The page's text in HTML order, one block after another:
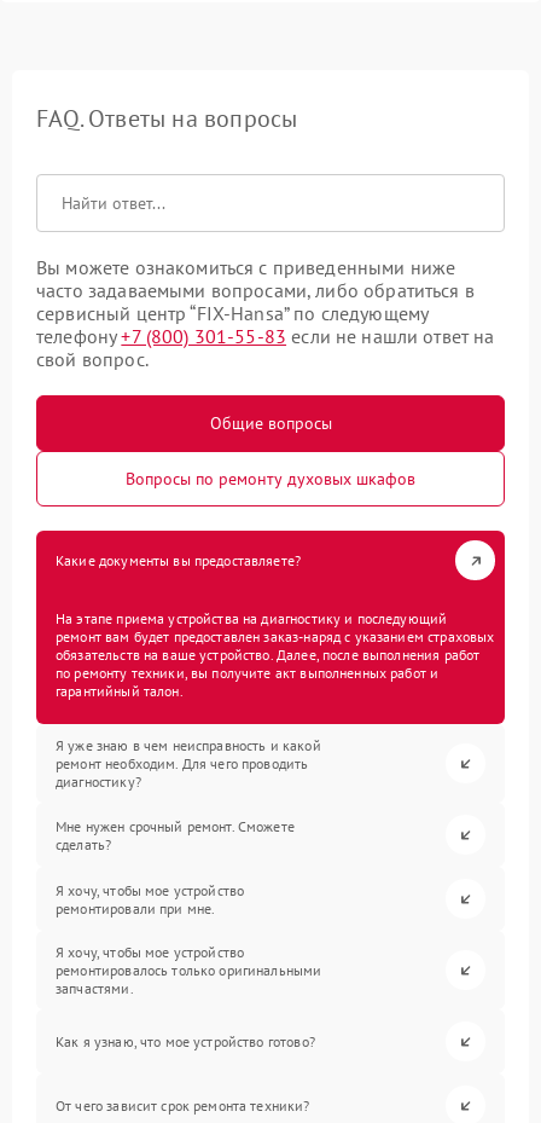
FAQ. Ответы на вопросы
Вы можете ознакомиться с приведенными ниже
часто задаваемыми вопросами, либо обратиться в
сервисный центр “FIX-Hansa” по следующему
телефону+7 (800) 301-55-83 если не нашли ответ на
свой вопрос.
Общие вопросы
Вопросы по ремонту духовых шкафов
Какие документы вы предоставляете?
На этапе приема устройства на диагностику и последующий
ремонт вам будет предоставлен заказ-наряд с указанием страховых
обязательств на ваше устройство. Далее, после выполнения работ
по ремонту техники, вы получите акт выполненных работ и
гарантийный талон.
Я уже знаю в чем неисправность и какой
ремонт необходим. Для чего проводить
диагностику?
Мне нужен срочный ремонт. Сможете
сделать?
Я хочу, чтобы мое устройство
ремонтировали при мне.
Я хочу, чтобы мое устройство
ремонтировалось только оригинальными
запчастями.
Как я узнаю, что мое устройство готово?
От чего зависит срок ремонта техники?